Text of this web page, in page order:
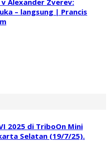
v Alexander Zverev:
– langsung | Prancis